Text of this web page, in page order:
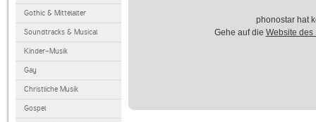
Gothic & Mittelalter
Soundtracks & Musical
Kinder-Musik
Gay
Christliche Musik
Gospel
phonostar hat
Gehe auf die Website des